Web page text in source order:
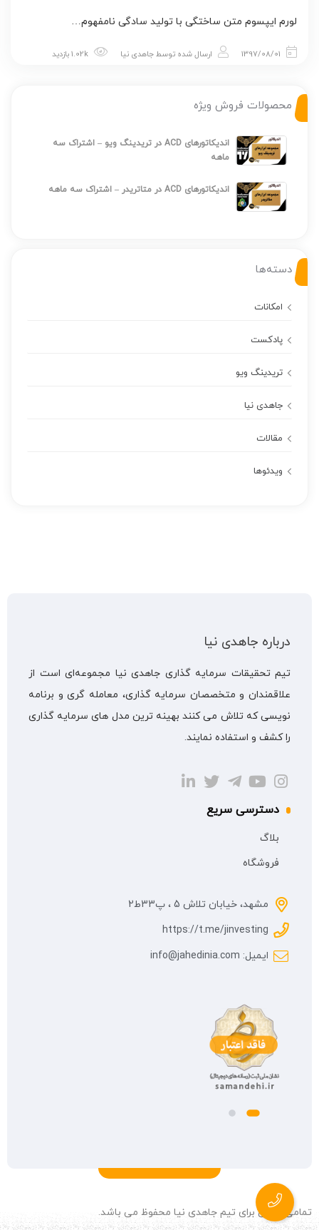
لورم ایپسوم متن ساختگی با تولید سادگی نامفهوم…
1397/08/01 ارسال شده توسطجاهدی نیا
محصولات فروش ویژه
اندیکاتورهای ACD در تریدینگ ویو – اشتراک سه
ماهه
اندیکاتورهای ACD در متاتریدر – اشتراک سه ماهه
دسته‌ها
امکانات
پادکست
تریدینگ ویو
جاهدی نیا
مقالات
ویدئوها
درباره جاهدی نیا
تیم تحقیقات سرمایه گذاری جاهدی نیا مجموعه‌ای است از
علاقمندان و متخصصان سرمایه گذاری، معامله گری و برنامه
نویسی که تلاش می کنند بهینه ترین مدل های سرمایه گذاری
را کشف و استفاده نمایند.
دسترسی سریع
بلاگ
فروشگاه
مشهد، خیابان تلاش 5 ، پ33ط2
https://t.me/jinvesting
ایمیل: info@jahedinia.com
تمامی حقوق برای تیم جاهدی نیا محفوظ می باشد.